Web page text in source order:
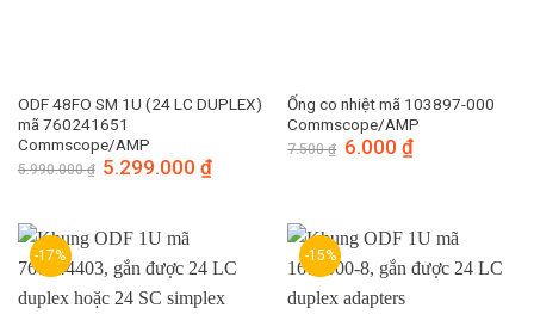
ODF 48FO SM 1U (24 LC DUPLEX)
mã 760241651
Commscope/AMP
5.990.000₫ Giá
gốc
5.299.000₫
5.299.000 ₫.
Ống co nhiệt mã 103897-000
Commscope/AMP
7.500₫ Giá
gốc
6.000 ₫Giá
-17% -15%